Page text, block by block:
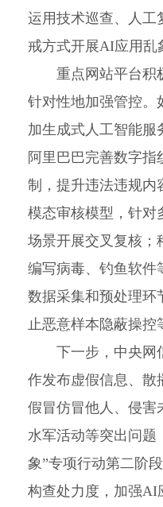
运用技术巡查、人工
戒方式开展AI应用乱
重点网站平台积
针对性地加强管控。
加生成式人工智能服
阿里巴巴完善数字
制，提升违法违规内
模态审核模型，针对
场景开展交叉复核
编写病毒、钓鱼软件
数据采集和预处理环
止恶意样本隐蔽操控
下一步，中央网
作发布虚假信息、散
假冒仿冒他人、侵害
水军活动等突出问题
象”专项行动第二阶
构查处力度，加强AI